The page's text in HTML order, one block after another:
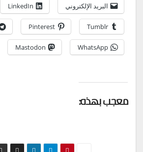
البريد الإلكتروني LinkedIn
Tumblr
Pinterest
WhatsApp
Mastodon
معجب بهذه: